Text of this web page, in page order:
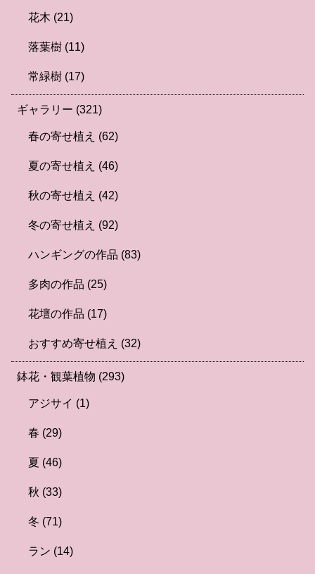
花木 (21)
落葉樹 (11)
常緑樹 (17)
ギャラリー (321)
春の寄せ植え (62)
夏の寄せ植え (46)
秋の寄せ植え (42)
冬の寄せ植え (92)
ハンギングの作品 (83)
多肉の作品 (25)
花壇の作品 (17)
おすすめ寄せ植え (32)
鉢花・観葉植物 (293)
アジサイ (1)
春 (29)
夏 (46)
秋 (33)
冬 (71)
ラン (14)